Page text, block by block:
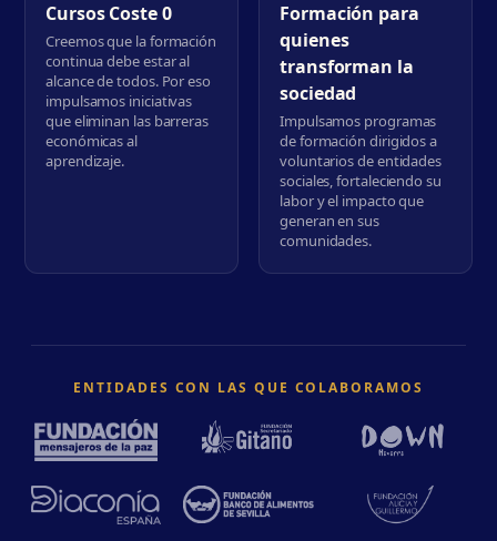
Cursos Coste 0
Creemos que la formación
continua debe estar al
alcance de todos. Por eso
impulsamos iniciativas
que eliminan las barreras
económicas al
aprendizaje.
Formación para
quienes
transforman la
sociedad
Impulsamos programas
de formación dirigidos a
voluntarios de entidades
sociales, fortaleciendo su
labor y el impacto que
generan en sus
comunidades.
ENTIDADES CON LAS QUE COLABORAMOS